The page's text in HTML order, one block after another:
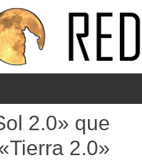
2.0» que
2.0»